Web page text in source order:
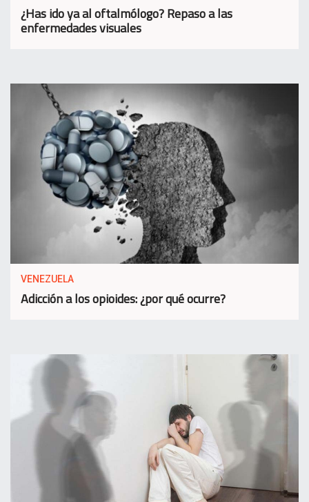
¿Has ido ya al oftalmólogo? Repaso a las
enfermedades visuales
VENEZUELA
Adicción a los opioides: ¿por qué ocurre?